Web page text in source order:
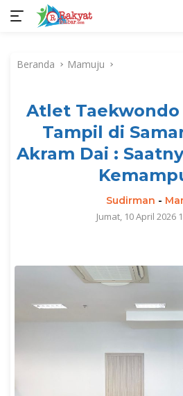
kontenBeranda Mamuju
Atlet Taekwondo
Tampil di
Akram Dai :
Sudirman -
Jumat, 10 April 2026